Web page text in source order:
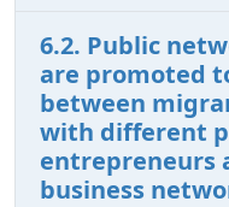
6.2. Public
are promoted
between
with different
entrepreneurs
business